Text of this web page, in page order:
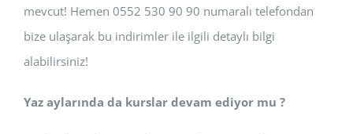
mevcut! Hemen 0552 530 90 90 numaralı telefondan
bize ulaşarak bu indirimler ile ilgili detaylı bilgi
alabilirsiniz!
Yaz aylarında da kurslar devam ediyor mu ?